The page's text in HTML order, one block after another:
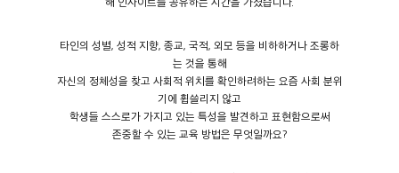
타인의 성별, 성적 지향, 종교, 국적, 외모 등을 비하하거나 조롱하
는 것을 통해
자신의 정체성을 찾고 사회적 위치를 확인하려하는 요즘 사회 분위
기에 휩쓸리지 않고
학생들 스스로가 가지고 있는 특성을 발견하고 표현함으로써
존중할 수 있는 교육 방법은 무엇일까요?